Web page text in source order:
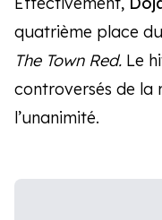
quatrième place du
The Town Red. Le
controversés de la
l’unanimité.